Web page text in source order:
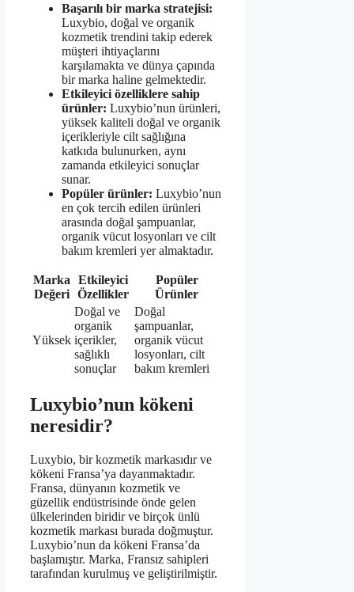
Başarılı bir marka stratejisi:
Luxybio, doğal ve organik
kozmetik trendini takip ederek
müşteri ihtiyaçlarını
karşılamakta ve dünya çapında
bir marka haline gelmektedir.
Etkileyici özelliklere sahip
ürünler: Luxybio’nun ürünleri,
yüksek kaliteli doğal ve organik
içerikleriyle cilt sağlığına
katkıda bulunurken, aynı
zamanda etkileyici sonuçlar
sunar.
Popüler ürünler: Luxybio’nun
en çok tercih edilen ürünleri
arasında doğal şampuanlar,
organik vücut losyonları ve cilt
bakım kremleri yer almaktadır.
Marka
Değeri
Etkileyici
Özellikler
Popüler
Ürünler
Yüksek
Doğal ve
organik
içerikler,
sağlıklı
sonuçlar
Doğal
şampuanlar,
organik vücut
losyonları, cilt
bakım kremleri
Luxybio’nun kökeni
neresidir?
Luxybio, bir kozmetik markasıdır ve
kökeni Fransa’ya dayanmaktadır.
Fransa, dünyanın kozmetik ve
güzellik endüstrisinde önde gelen
ülkelerinden biridir ve birçok ünlü
kozmetik markası burada doğmuştur.
Luxybio’nun da kökeni Fransa’da
başlamıştır. Marka, Fransız sahipleri
tarafından kurulmuş ve geliştirilmiştir.